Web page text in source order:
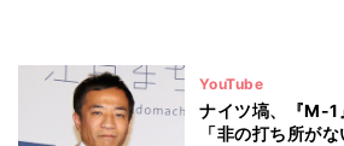
YouTube
ナイツ塙、『M-1
「非の打ち所が